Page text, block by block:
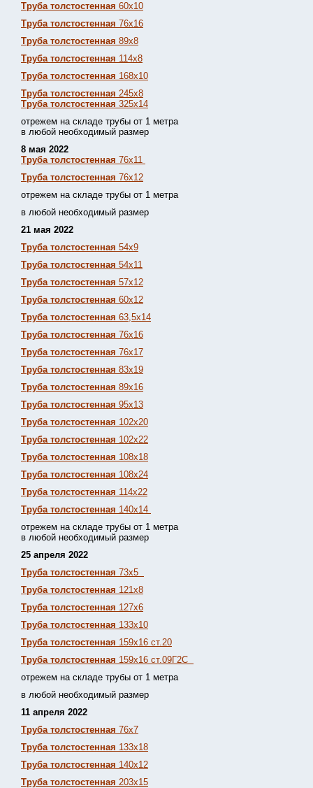
Труба толстостенная 60х10
Труба толстостенная 76х16
Труба толстостенная 89х8
Труба толстостенная 114х8
Труба толстостенная 168х10
Труба толстостенная 245х8
Труба толстостенная 325х14
отрежем на складе трубы от 1 метра
в любой необходимый размер
8 мая 2022
Труба толстостенная 76х11
Труба толстостенная 76х12
отрежем на складе трубы от 1 метра
в любой необходимый размер
21 мая 2022
Труба толстостенная 54х9
Труба толстостенная 54х11
Труба толстостенная 57х12
Труба толстостенная 60х12
Труба толстостенная 63,5х14
Труба толстостенная 76х16
Труба толстостенная 76х17
Труба толстостенная 83х19
Труба толстостенная 89х16
Труба толстостенная 95х13
Труба толстостенная 102х20
Труба толстостенная 102х22
Труба толстостенная 108х18
Труба толстостенная 108х24
Труба толстостенная 114х22
Труба толстостенная 140х14
отрежем на складе трубы от 1 метра
в любой необходимый размер
25 апреля 2022
Труба толстостенная 73х5
Труба толстостенная 121х8
Труба толстостенная 127х6
Труба толстостенная 133х10
Труба толстостенная 159х16 ст.20
Труба толстостенная 159х16 ст.09Г2С
отрежем на складе трубы от 1 метра
в любой необходимый размер
11 апреля 2022
Труба толстостенная 76х7
Труба толстостенная 133х18
Труба толстостенная 140х12
Труба толстостенная 203х15